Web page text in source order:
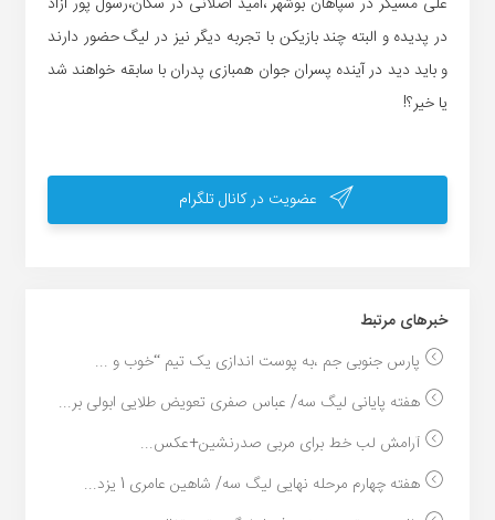
در پدیده و البته چند بازیکن با تجربه دیگر نیز در لیگ حضور دارند
و باید دید در آینده پسران جوان همبازی پدران با سابقه خواهند شد
یا خیر؟!
عضویت در کانال تلگرام
خبر‌های مرتبط
پارس جنوبی جم ،به پوست اندازی یک تیم “خوب و ...
هفته پایانی لیگ سه/ عباس صفری تعویض طلایی ابولی بر...
آرامش لب خط برای مربی صدرنشین+عکس...
هفته چهارم مرحله نهایی لیگ سه/ شاهین عامری 1 یزد...